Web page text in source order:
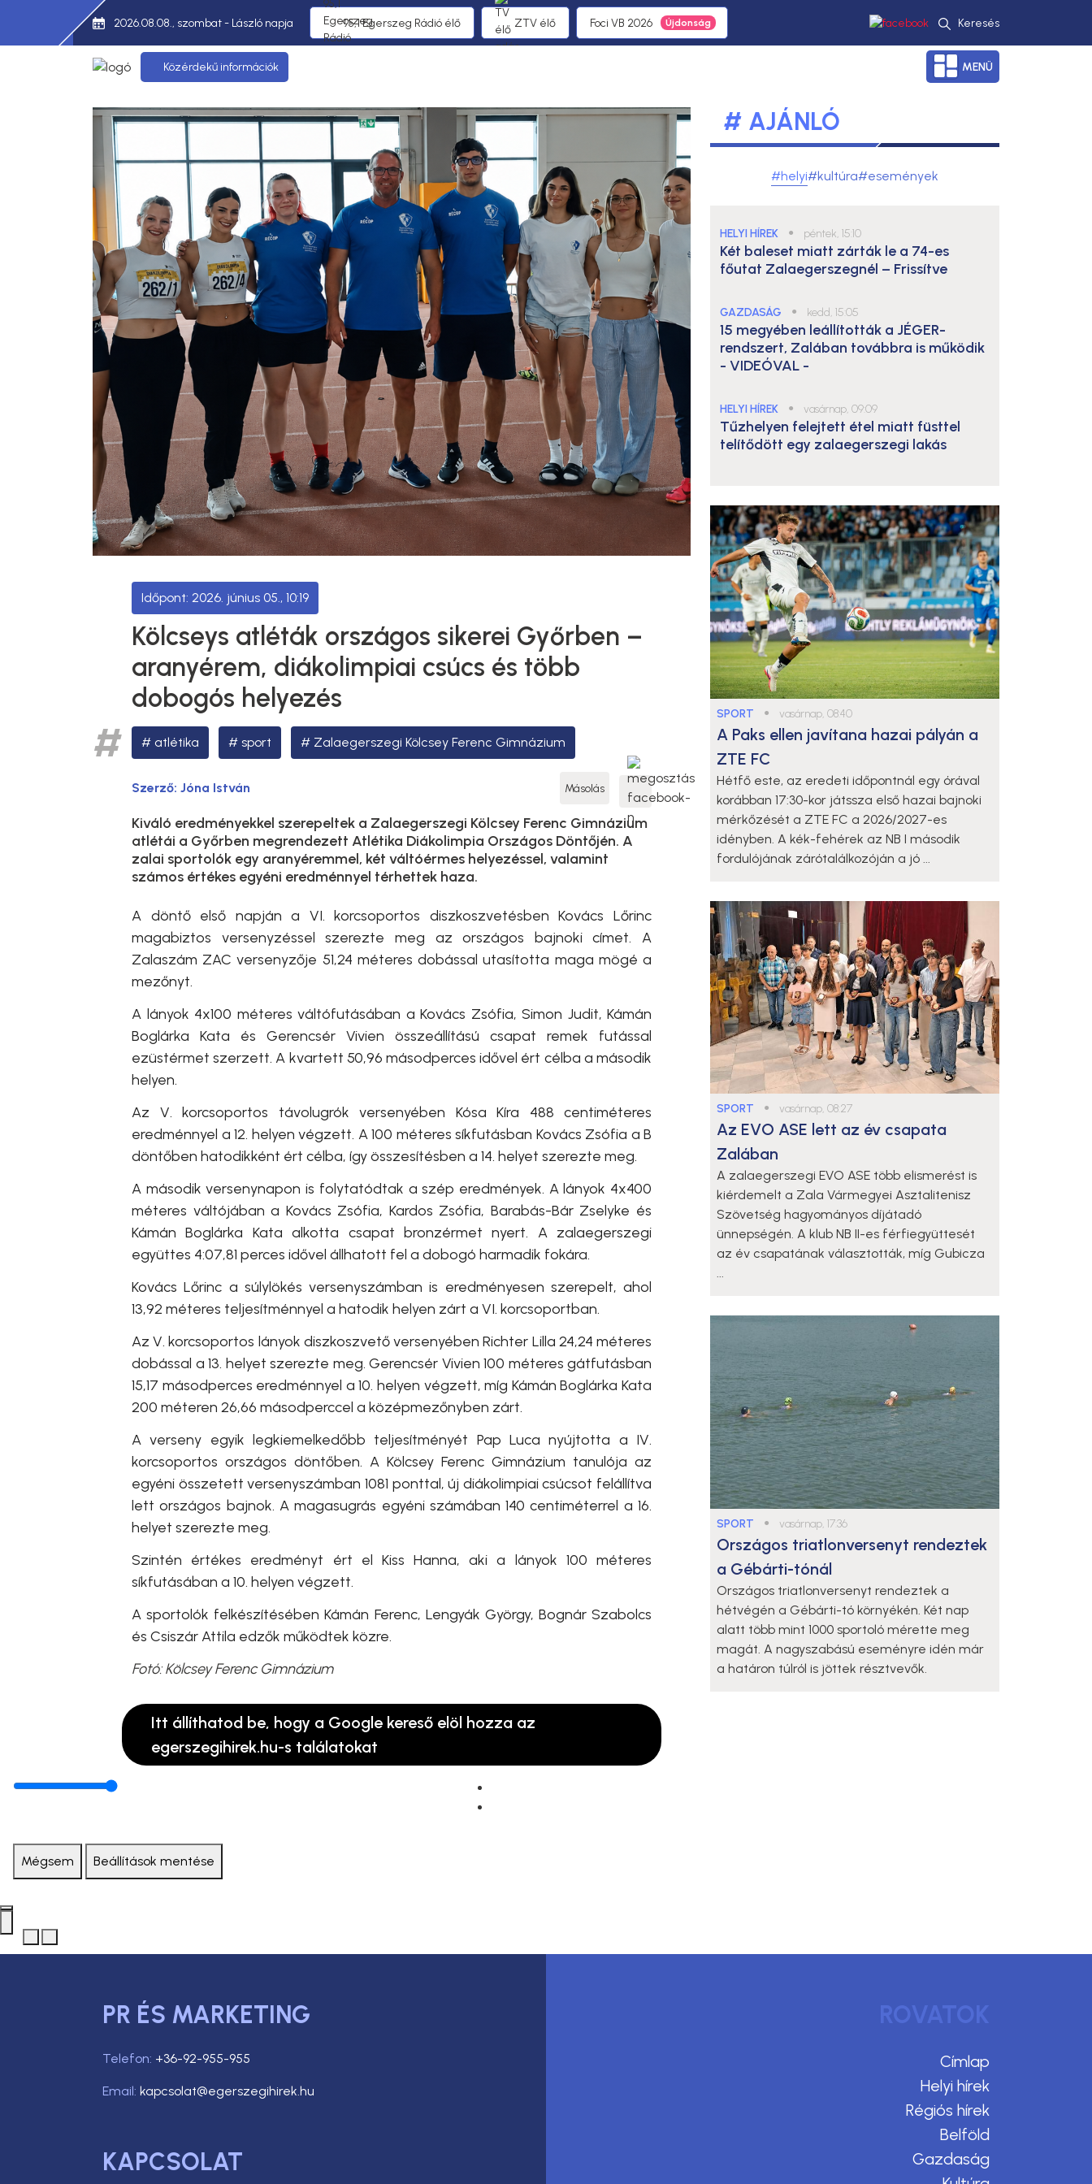
2026.08.08., szombat - László napja 95,1 Egerszeg Rádió élő ZTV élő Foci VB 2026 Keresés
Közérdekű információk MENÜ
2026. június 05., 10:19
Kölcseys atléták országos sikerei Győrben –
aranyérem, diákolimpiai csúcs és több
dobogós helyezés
atlétika sport Zalaegerszegi Kölcsey Ferenc Gimnázium
Szerző: Jóna István Másolás
Kiváló eredményekkel szerepeltek a Zalaegerszegi Kölcsey Ferenc Gimnázium
atlétái a Győrben megrendezett Atlétika Diákolimpia Országos Döntőjén. A
zalai sportolók egy aranyéremmel, két váltóérmes helyezéssel, valamint
számos értékes egyéni eredménnyel térhettek haza.
A döntő első napján a VI. korcsoportos diszkoszvetésben Kovács Lőrinc
magabiztos versenyzéssel szerezte meg az országos bajnoki címet. A
Zalaszám ZAC versenyzője 51,24 méteres dobással utasította maga mögé a
mezőnyt.
A lányok 4x100 méteres váltófutásában a Kovács Zsófia, Simon Judit, Kámán
Boglárka Kata és Gerencsér Vivien összeállítású csapat remek futással
ezüstérmet szerzett. A kvartett 50,96 másodperces idővel ért célba a második
helyen.
Az V. korcsoportos távolugrók versenyében Kósa Kíra 488 centiméteres
eredménnyel a 12. helyen végzett. A 100 méteres síkfutásban Kovács Zsófia a B
döntőben hatodikként ért célba, így összesítésben a 14. helyet szerezte meg.
A második versenynapon is folytatódtak a szép eredmények. A lányok 4x400
méteres váltójában a Kovács Zsófia, Kardos Zsófia, Barabás-Bár Zselyke és
Kámán Boglárka Kata alkotta csapat bronzérmet nyert. A zalaegerszegi
együttes 4:07,81 perces idővel állhatott fel a dobogó harmadik fokára.
Kovács Lőrinc a súlylökés versenyszámban is eredményesen szerepelt, ahol
13,92 méteres teljesítménnyel a hatodik helyen zárt a VI. korcsoportban.
Az V. korcsoportos lányok diszkoszvető versenyében Richter Lilla 24,24 méteres
dobással a 13. helyet szerezte meg. Gerencsér Vivien 100 méteres gátfutásban
15,17 másodperces eredménnyel a 10. helyen végzett, míg Kámán Boglárka Kata
200 méteren 26,66 másodperccel a középmezőnyben zárt.
A verseny egyik legkiemelkedőbb teljesítményét Pap Luca nyújtotta a IV.
korcsoportos országos döntőben. A Kölcsey Ferenc Gimnázium tanulója az
egyéni összetett versenyszámban 1081 ponttal, új diákolimpiai csúcsot felállítva
lett országos bajnok. A magasugrás egyéni számában 140 centiméterrel a 16.
helyet szerezte meg.
Szintén értékes eredményt ért el Kiss Hanna, aki a lányok 100 méteres
síkfutásában a 10. helyen végzett.
A sportolók felkészítésében Kámán Ferenc, Lengyák György, Bognár Szabolcs
és Csiszár Attila edzők működtek közre.
Fotó: Kölcsey Ferenc Gimnázium
Itt állíthatod be, hogy a Google kereső elöl hozza az
egerszegihirek.hu-s találatokat
# AJÁNLÓ
#helyi#kultúra#események
HELYI HÍREK ● péntek, 15:10
Két baleset miatt zárták le a 74-es
főutat Zalaegerszegnél – Frissítve
GAZDASÁG ● kedd, 15:05
15 megyében leállították a JÉGER-
rendszert, Zalában továbbra is működik
- VIDEÓVAL -
HELYI HÍREK ● vasárnap, 09:09
Tűzhelyen felejtett étel miatt füsttel
telítődött egy zalaegerszegi lakás
SPORT ● vasárnap, 08:40
A Paks ellen javítana hazai pályán a
ZTE FC
Hétfő este, az eredeti időpontnál egy órával
korábban 17:30-kor játssza első hazai bajnoki
mérkőzését a ZTE FC a 2026/2027-es
idényben. A kék-fehérek az NB I második
fordulójának zárótalálkozóján a jó ...
SPORT ● vasárnap, 08:27
Az EVO ASE lett az év csapata
Zalában
A zalaegerszegi EVO ASE több elismerést is
kiérdemelt a Zala Vármegyei Asztalitenisz
Szövetség hagyományos díjátadó
ünnepségén. A klub NB II-es férfiegyüttesét
az év csapatának választották, míg Gubicza
...
SPORT ● vasárnap, 17:36
Országos triatlonversenyt rendeztek
a Gébárti-tónál
Országos triatlonversenyt rendeztek a
hétvégén a Gébárti-tó környékén. Két nap
alatt több mint 1000 sportoló mérette meg
magát. A nagyszabású eseményre idén már
a határon túlról is jöttek résztvevők.
Mégsem Beállítások mentése
PR ÉS MARKETING
Telefon: +36-92-955-955
Email: kapcsolat@egerszegihirek.hu
KAPCSOLAT
ROVATOK
Címlap
Helyi hírek
Régiós hírek
Belföld
Gazdaság